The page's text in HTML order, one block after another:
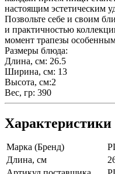
настоящим эстетическим
Позвольте себе и своим
и практичностью
момент трапезы
Размеры блюда:
Длина, см: 26.5
Ширина, см: 13
Высота, см:2
Вес, гр: 390
Характеристики
Марка (Бренд)
Длина, см